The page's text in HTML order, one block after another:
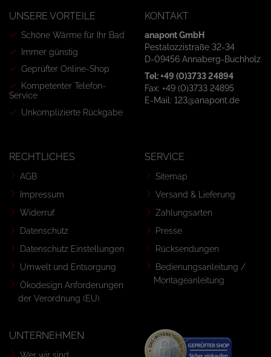
UNSERE VORTEILE
Schöne Wärme für Ihr Bad
Immer günstig
Geprüfter Online-Shop
Kompetenter Telefon-
Service
Unkomplizierte Rückgabe
KONTAKT
anapont GmbH
Pestalozzistraße 32-34
D-09456 Annaberg-Buchholz
Tel: +49 (0)3733 24894
Fax: +49 (0)3733 24895
E-Mail: 123@anapont.de
RECHTLICHES
AGB
Impressum
Widerruf
Datenschutz
Datenschutz Einstellungen
Umwelt und Entsorgung
Ökodesign Anforderungen
der Verordnung (EU)
SERVICE
Sitemap
Versand & Lieferung
Zahlungsarten
Presse
Rücksendungen
Bedienungsanleitung /
Montageanleitung
UNTERNEHMEN